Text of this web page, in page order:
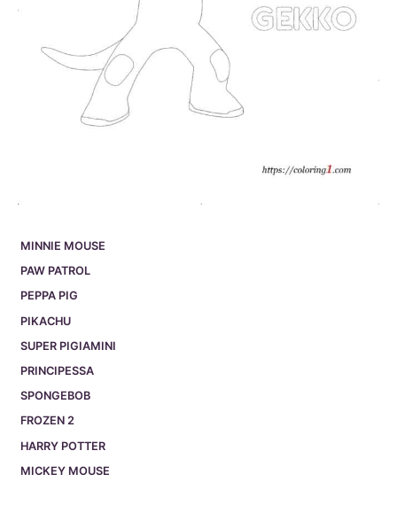
MINNIE MOUSE
PAW PATROL
PEPPA PIG
PIKACHU
SUPER PIGIAMINI
PRINCIPESSA
SPONGEBOB
FROZEN 2
HARRY POTTER
MICKEY MOUSE